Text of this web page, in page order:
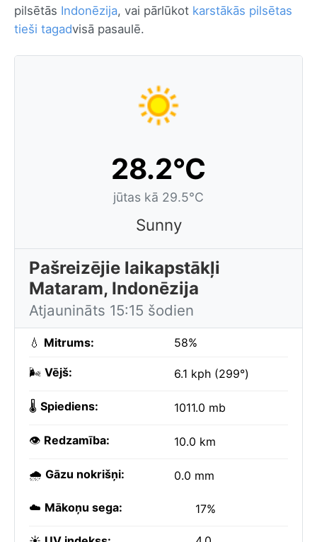
pilsētās Indonēzija, vai pārlūkot karstākās pilsētas
tieši tagadvisā pasaulē.
28.2°C
jūtas kā 29.5°C
Sunny
Pašreizējie laikapstākļi
Mataram, Indonēzija
Atjaunināts 15:15 šodien
💧 Mitrums: 58%
🌬️ Vējš: 6.1 kph (299°)
🌡️ Spiediens: 1011.0 mb
👁️ Redzamība: 10.0 km
🌧️ Gāzu nokrišņi: 0.0 mm
☁️ Mākoņu sega: 17%